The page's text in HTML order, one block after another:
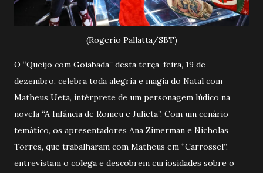
(Rogerio Pallatta/SBT)
O “Queijo com Goiabada” desta terça-feira, 19 de
dezembro, celebra toda alegria e magia do Natal com
Matheus Ueta, intérprete de um personagem lúdico na
novela “A Infância de Romeu e Julieta”. Com um cenário
temático, os apresentadores Ana Zimerman e Nicholas
Torres, que trabalharam com Matheus em “Carrossel”,
entrevistam o colega e descobrem curiosidades sobre o